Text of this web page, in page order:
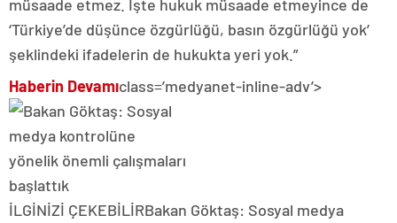
müsaade etmez. İşte hukuk müsaade etmeyince de
‘Türkiye’de düşünce özgürlüğü, basın özgürlüğü yok’
şeklindeki ifadelerin de hukukta yeri yok.”
Haberin Devamıclass=’medyanet-inline-adv’>
İLGİNİZİ ÇEKEBİLİRBakan Göktaş: Sosyal medya